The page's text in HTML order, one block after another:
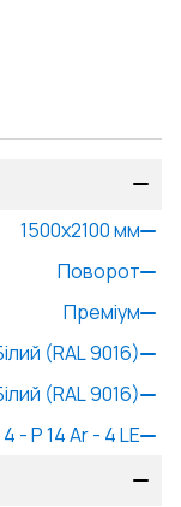
1500x2100мм
Поворот
Преміум
(RAL 9016)
(RAL 9016)
- P 14 Ar - 4 LE